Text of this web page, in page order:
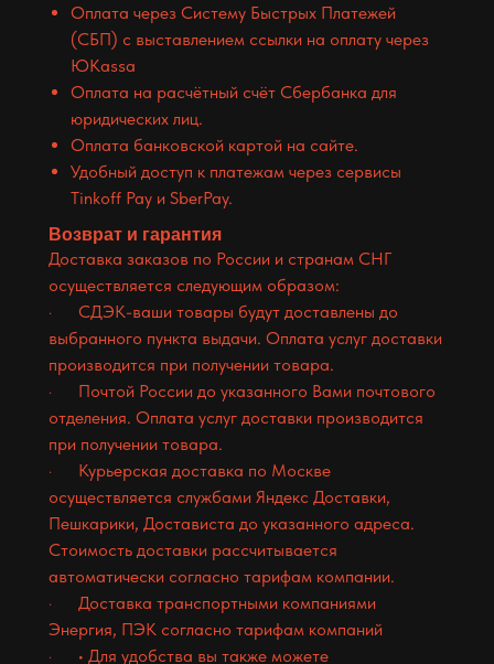
Оплата через Систему Быстрых Платежей
(СБП) с выставлением ссылки на оплату через
ЮKassa
Оплата на расчётный счёт Сбербанка для
юридических лиц.
Оплата банковской картой на сайте.
Удобный доступ к платежам через сервисы
Tinkoff Pay и SberPay.
Возврат и гарантия
Доставка заказов по России и странам СНГ
осуществляется следующим образом:
· СДЭК-ваши товары будут доставлены до
выбранного пункта выдачи. Оплата услуг доставки
производится при получении товара.
· Почтой России до указанного Вами почтового
отделения. Оплата услуг доставки производится
при получении товара.
· Курьерская доставка по Москве
осуществляется службами Яндекс Доставки,
Пешкарики, Достависта до указанного адреса.
Стоимость доставки рассчитывается
автоматически согласно тарифам компании.
· Доставка транспортными компаниями
Энергия, ПЭК согласно тарифам компаний
· • Для удобства вы также можете